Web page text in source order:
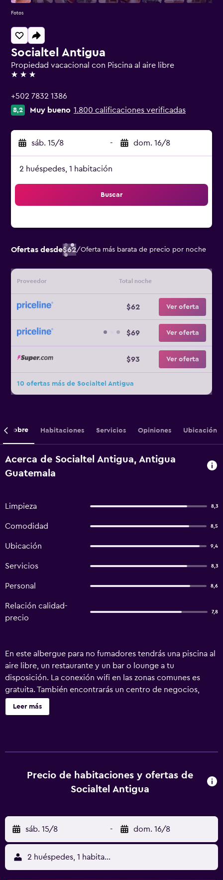
Socialtel Antigua
Propiedad vacacional con Piscina al aire libre
3 estrellas
+502 7832 1386
8,2 Muy bueno 1.800 calificaciones verificadas
sáb. 15/8 - dom. 16/8
2 huéspedes, 1 habitación
Buscar
Ofertas desde$62/Oferta más barata de precio por noche
Proveedor Total noche
$62 Ver oferta
$69 Ver oferta
$93 Ver oferta
10 ofertas más de Socialtel Antigua
Fotos
Sobre Habitaciones Servicios Opiniones Ubicación
Acerca de Socialtel Antigua, Antigua
Guatemala
Limpieza 8,3
Comodidad 8,5
Ubicación 9,4
Servicios 8,3
Personal 8,6
Relación calidad-
precio
7,8
En este albergue para no fumadores tendrás una piscina al
aire libre, un restaurante y un bar o lounge a tu
disposición. La conexión wifi en las zonas comunes es
gratuita. También encontrarás un centro de negocios,
lavandería y asistencia turística y para la compra de
entradas. Socialtel Antigua ofrece 44 alojamientos con
este albergue incluyen una piscina al aire libre. Se pueden
practicar las actividades de ocio y esparcimiento que se
Leer más
Precio de habitaciones y ofertas de
Socialtel Antigua
sáb. 15/8 - dom. 16/8
2 huéspedes, 1 habitación